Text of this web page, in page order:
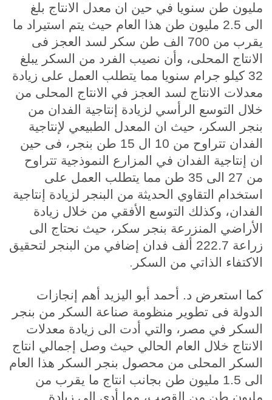
مليون طن سنويا في حين ان معدل الانتاج بلغ
الى 2.5 مليون طن هذا العام حيث يتم استيراد ما
يقرب من 700 الف طن سكر لسد العجز فى
الانتاج المحلى، وأن نصيب الفرد من السكر يبلغ
32 كيلو جرام سنويا مما يتطلب العمل على زيادة
معدلات الانتاج لسد العجز في الانتاج المحلى من
خلال التوسع الرأسي لزيادة إنتاجية الفدان من
بنجر السكر، حيث ان المعدل الطبيعي لإنتاجية
الفدان تتراوح من 10 ال 15 طن بنجر، فى حين
ان إنتاجية الفدان في المزارع النموذجية تتراوح
من 27 الى 35 طن مما يتطلب العمل على
استخدام التقاوي الحديثة من البنجر لزيادة إنتاجية
الفدان، وكذلك التوسع الأفقي من خلال زيادة
الأراضي المنزرعة بنجر سكر، حيث نحتاج الى
زراعة 222.7 ألف فدان إضافي من البنجر لتحقيق
الاكتفاء الذاتي من السكر .
كما استعرض د. أحمد أبو اليزيد أهم إنجازات
الدولة فى تطوير منظومة صناعة السكر من بنجر
السكر في مصر، والتي أدت الى زيادة معدلات
الانتاج خلال العام الحالي حيث وصل إجمالي انتاج
السكر المحلى من محصول بنجر السكر هذا العام
الى 1.5 مليون طن بجانب انتاج ما يقرب من